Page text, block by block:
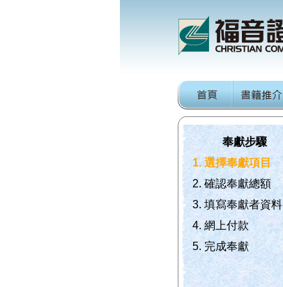
奉獻步驟
1. 選擇奉獻項目
2. 確認奉獻總額
3. 填寫奉獻者資料
4. 網上付款
5. 完成奉獻